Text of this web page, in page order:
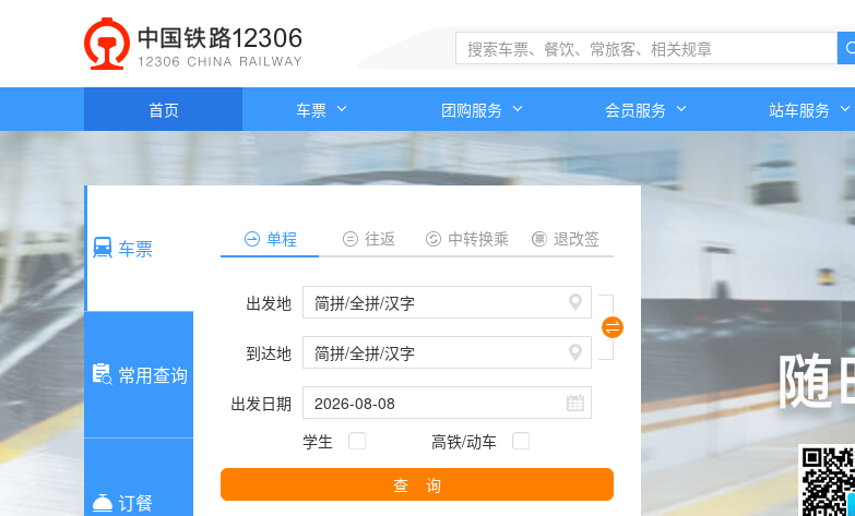
首页 车票 团购服务 会员服务 站车服务
车票
常用查询
订餐
单程 往返 中转换乘 退改签
出发地
到达地
出发日期
学生
高铁/动车
查 询
无
页
面,
按
Alt
波
浪
键
开
导